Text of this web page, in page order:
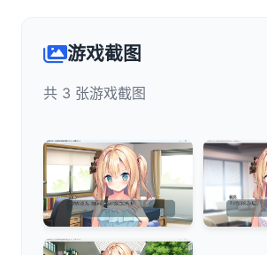
游戏截图
共 3 张游戏截图